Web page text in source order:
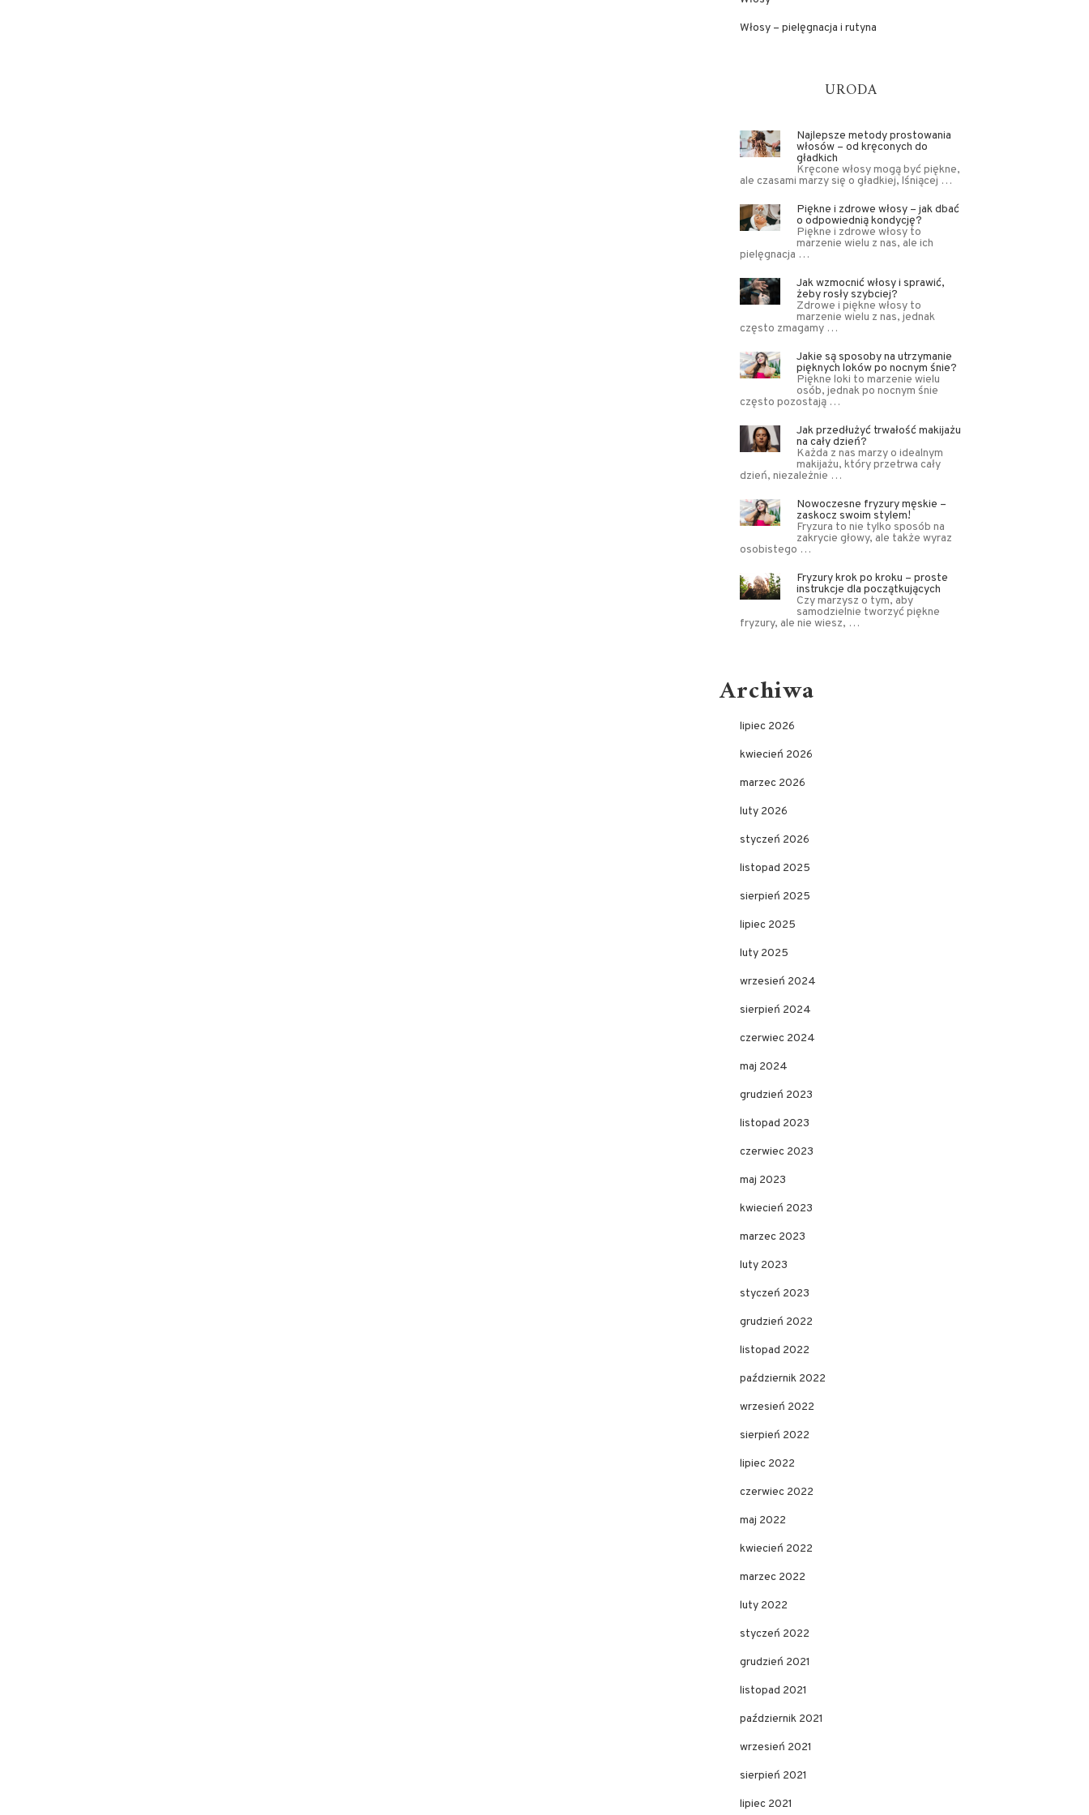
Włosy – pielęgnacja i rutyna
URODA
Najlepsze metody prostowania
włosów – od kręconych do
gładkich
Kręcone włosy mogą być piękne,
ale czasami marzy się o gładkiej, lśniącej …
Piękne i zdrowe włosy – jak dbać
o odpowiednią kondycję?
Piękne i zdrowe włosy to
marzenie wielu z nas, ale ich
pielęgnacja …
Jak wzmocnić włosy i sprawić,
żeby rosły szybciej?
Zdrowe i piękne włosy to
marzenie wielu z nas, jednak
często zmagamy …
Jakie są sposoby na utrzymanie
pięknych loków po nocnym śnie?
Piękne loki to marzenie wielu
osób, jednak po nocnym śnie
często pozostają …
Jak przedłużyć trwałość makijażu
na cały dzień?
Każda z nas marzy o idealnym
makijażu, który przetrwa cały
dzień, niezależnie …
Nowoczesne fryzury męskie –
zaskocz swoim stylem!
Fryzura to nie tylko sposób na
zakrycie głowy, ale także wyraz
osobistego …
Fryzury krok po kroku – proste
instrukcje dla początkujących
Czy marzysz o tym, aby
samodzielnie tworzyć piękne
fryzury, ale nie wiesz, …
Archiwa
lipiec 2026
kwiecień 2026
marzec 2026
luty 2026
styczeń 2026
listopad 2025
sierpień 2025
lipiec 2025
luty 2025
wrzesień 2024
sierpień 2024
czerwiec 2024
maj 2024
grudzień 2023
listopad 2023
czerwiec 2023
maj 2023
kwiecień 2023
marzec 2023
luty 2023
styczeń 2023
grudzień 2022
listopad 2022
październik 2022
wrzesień 2022
sierpień 2022
lipiec 2022
czerwiec 2022
maj 2022
kwiecień 2022
marzec 2022
luty 2022
styczeń 2022
grudzień 2021
listopad 2021
październik 2021
wrzesień 2021
sierpień 2021
lipiec 2021